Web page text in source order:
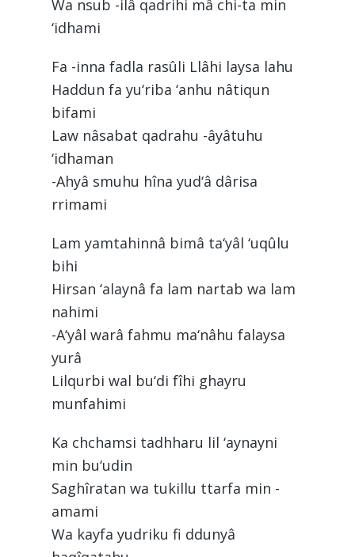
Wa nsub -ilâ qadrihi mâ chi-ta min
‘idhami
Fa -inna fadla rasûli Llâhi laysa lahu
Haddun fa yu‘riba ‘anhu nâtiqun
bifami
Law nâsabat qadrahu -âyâtuhu
‘idhaman
-Ahyâ smuhu hîna yud‘â dârisa
rrimami
Lam yamtahinnâ bimâ ta‘yâl ‘uqûlu
bihi
Hirsan ‘alaynâ fa lam nartab wa lam
nahimi
-A‘yâl warâ fahmu ma‘nâhu falaysa
yurâ
Lilqurbi wal bu‘di fîhi ghayru
munfahimi
Ka chchamsi tadhharu lil ‘aynayni
min bu‘udin
Saghîratan wa tukillu ttarfa min -
amami
Wa kayfa yudriku fi ddunyâ